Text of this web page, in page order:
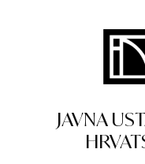
JAVNA